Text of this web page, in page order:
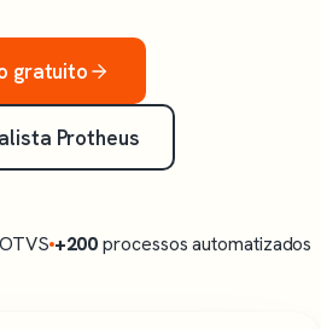
gratuito
Protheus
+200processos automatizados